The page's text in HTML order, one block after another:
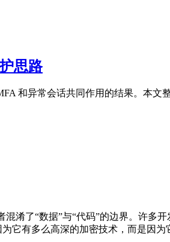
思路
和异常会话共同作用的结果。本
淆了“数据”与“代码”的边界。许
它有多么高深的加密技术，而是因